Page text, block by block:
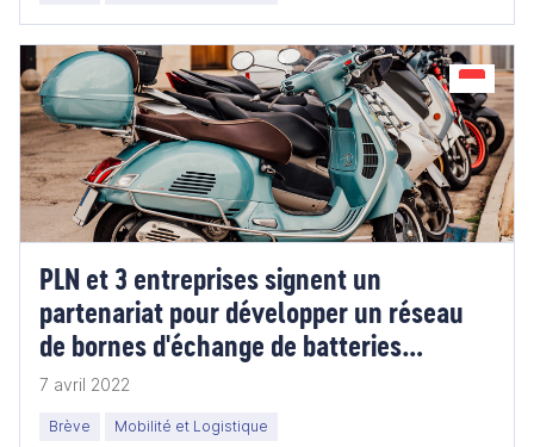
PLN et 3 entreprises signent un
partenariat pour développer un réseau
de bornes d'échange de batteries
électriques
7 avril 2022
Brève Mobilité et Logistique